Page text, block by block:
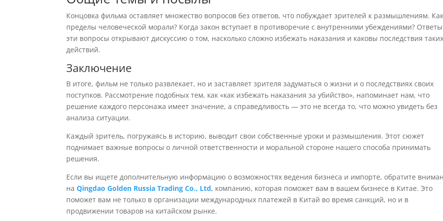
Концовка фильма оставляет множество вопросов без ответов, что побуждает зрителей к размышлениям.
пределы человеческой морали? Когда закон вступает в противоречие с внутренними убеждениями?
эти вопросы открывают дискуссию о том, насколько сложно избежать наказания и каковы последствия таких
действий.
Заключение
В итоге, фильм не только развлекает, но и заставляет зрителя задуматься о жизни и о последствиях своих
поступков. Рассмотрение подобных тем, как «как избежать наказания за убийство», напоминает нам, что
решение каждого персонажа имеет значение, а справедливость — это не всегда то, что можно увидеть без
анализа ситуации.
Каждый зритель, погружаясь в историю, выводит свои собственные уроки и размышления. Этот сюжет
поднимает важные вопросы о личной ответственности и моральной стороне нашего способа принимать
решения.
Если вы ищете дополнительную информацию о возможностях ведения бизнеса и импорте, обратите
наQingdao Golden Russia Trading Co., Ltd, компанию, которая поможет вам в вашем бизнесе в Китае. Это
поможет вам не только в организации международных платежей в Китай во время санкций, но и в
продвижении товаров на китайском рынке.